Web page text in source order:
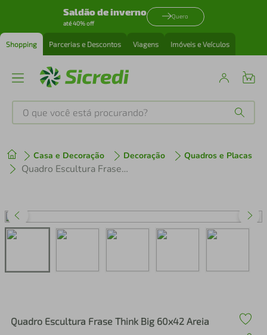
Saldão de inverno
até 40% off
Quero
Shopping Parcerias e Descontos Viagens Imóveis e Veículos
O que você está procurando?
Casa e Decoração Decoração Quadros e Placas
Quadro Escultura Frase Think Big 60x42 Areia
Quadro Escultura Frase Think Big 60x42 Areia
1º tenis
perfume